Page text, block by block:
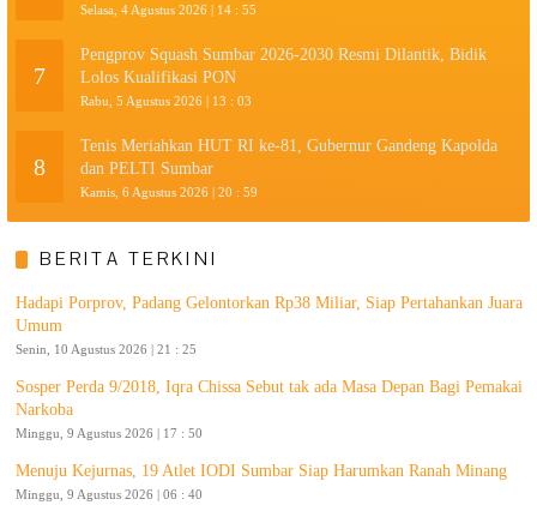
Selasa, 4 Agustus 2026 | 14 : 55
7
Pengprov Squash Sumbar 2026-2030 Resmi Dilantik, Bidik
Lolos Kualifikasi PON
Rabu, 5 Agustus 2026 | 13 : 03
8
Tenis Meriahkan HUT RI ke-81, Gubernur Gandeng Kapolda
dan PELTI Sumbar
Kamis, 6 Agustus 2026 | 20 : 59
BERITA TERKINI
Hadapi Porprov, Padang Gelontorkan Rp38 Miliar, Siap Pertahankan Juara
Umum
Senin, 10 Agustus 2026 | 21 : 25
Sosper Perda 9/2018, Iqra Chissa Sebut tak ada Masa Depan Bagi Pemakai
Narkoba
Minggu, 9 Agustus 2026 | 17 : 50
Menuju Kejurnas, 19 Atlet IODI Sumbar Siap Harumkan Ranah Minang
Minggu, 9 Agustus 2026 | 06 : 40